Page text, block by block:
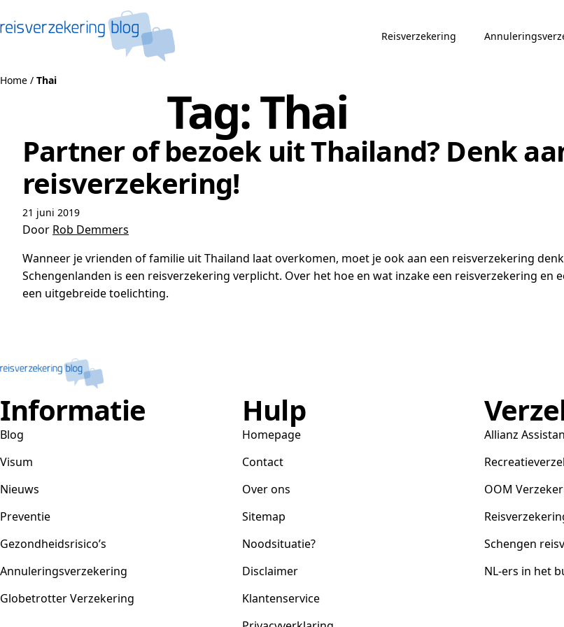
Reisverzekering
Home / Thai
Tag:Thai
Partner of bezoek uit Thailand? Denk
reisverzekering!
21 juni 2019
Door Rob Demmers
Wanneer je vrienden of familie uit Thailand laat overkomen, moet je ook aan een reisverzekering
Schengenlanden is een reisverzekering verplicht. Over het hoe en wat inzake een reisverzekering en
een uitgebreide toelichting.
Informatie
Blog
Visum
Nieuws
Preventie
Gezondheidsrisico’s
Annuleringsverzekering
Globetrotter Verzekering
Hulp
Homepage
Contact
Over ons
Sitemap
Noodsituatie?
Disclaimer
Klantenservice
Allianz
OOM
Schengen
NL-ers in het